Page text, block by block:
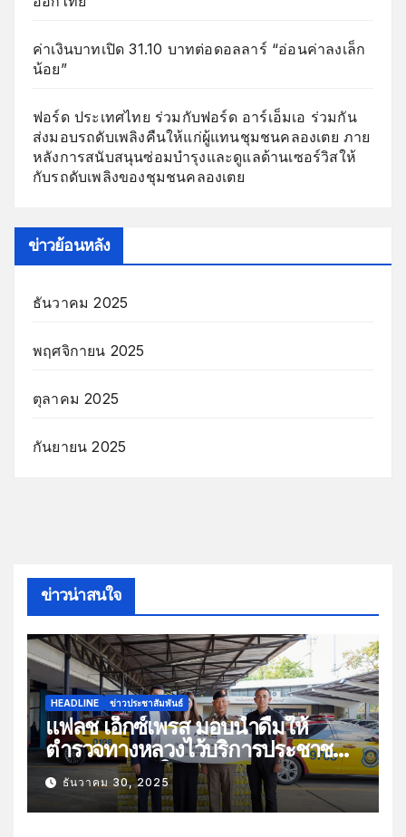
ค่าเงินบาทเปิด 31.10 บาทต่อดอลลาร์ “อ่อนค่าลงเล็ก
น้อย”
ฟอร์ด ประเทศไทย ร่วมกับฟอร์ด อาร์เอ็มเอ ร่วมกัน
ส่งมอบรถดับเพลิงคืนให้แก่ผู้แทนชุมชนคลองเตย ภาย
หลังการสนับสนุนซ่อมบำรุงและดูแลด้านเซอร์วิสให้
กับรถดับเพลิงของชุมชนคลองเตย
ข่าวย้อนหลัง
ธันวาคม 2025
พฤศจิกายน 2025
ตุลาคม 2025
กันยายน 2025
ข่าวน่าสนใจ
HEADLINE ข่าวประชาสัมพันธ์
แฟลช เอ็กซ์เพรส มอบน้ำดื่มให้
ตำรวจทางหลวงไว้บริการประชาชน
ช่วงเทศกาลปีใหม่
ธันวาคม 30, 2025